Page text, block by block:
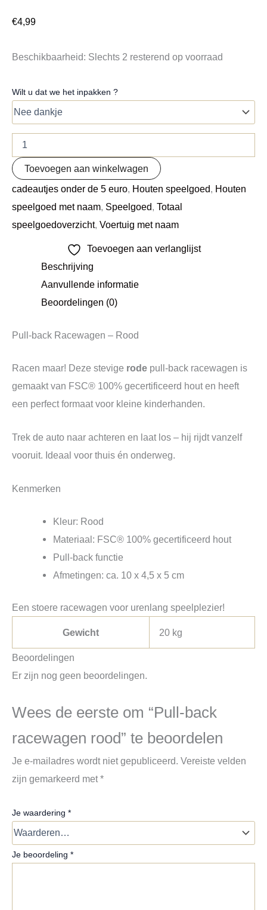
€4,99
Beschikbaarheid: Slechts 2 resterend op voorraad
Wilt u dat we het inpakken ?
Toevoegen aan winkelwagen
cadeautjes onder de 5 euro, Houten speelgoed, Houten
speelgoed met naam, Speelgoed, Totaal
speelgoedoverzicht, Voertuig met naam
Toevoegen aan verlanglijst
Beschrijving
Aanvullende informatie
Beoordelingen (0)
Pull-back Racewagen – Rood
Racen maar! Deze stevige rode pull-back racewagen is
gemaakt van FSC® 100% gecertificeerd hout en heeft
een perfect formaat voor kleine kinderhanden.
Trek de auto naar achteren en laat los – hij rijdt vanzelf
vooruit. Ideaal voor thuis én onderweg.
Kenmerken
Kleur: Rood
Materiaal: FSC® 100% gecertificeerd hout
Pull-back functie
Afmetingen: ca. 10 x 4,5 x 5 cm
Een stoere racewagen voor urenlang speelplezier!
Gewicht 20 kg
Beoordelingen
Er zijn nog geen beoordelingen.
Wees de eerste om “Pull-back
racewagen rood” te beoordelen
Je e-mailadres wordt niet gepubliceerd. Vereiste velden
zijn gemarkeerd met*
Je waardering *
Je beoordeling *